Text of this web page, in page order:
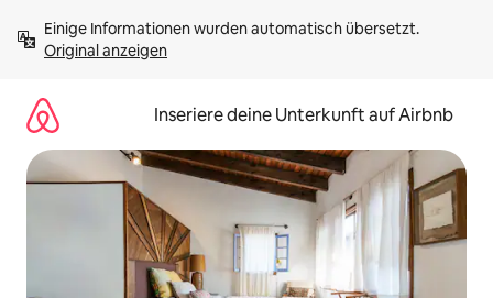
Inhalten
springenOriginal anzeigen
Inseriere deine Unterkunft auf Airbnb